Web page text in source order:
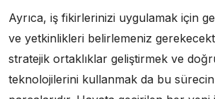
Ayrıca, iş fikirlerinizi uygulamak için
ve yetkinlikleri belirlemeniz
stratejik ortaklıklar geliştirmek ve
teknolojilerini kullanmak da bu